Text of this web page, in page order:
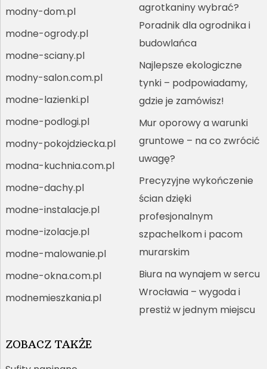
modny-dom.pl
modne-ogrody.pl
modne-sciany.pl
modny-salon.com.pl
modne-lazienki.pl
modne-podlogi.pl
modny-pokojdziecka.pl
modna-kuchnia.com.pl
modne-dachy.pl
modne-instalacje.pl
modne-izolacje.pl
modne-malowanie.pl
modne-okna.com.pl
modnemieszkania.pl
agrotkaniny wybrać?
Poradnik dla ogrodnika i
budowlańca
Najlepsze ekologiczne
tynki – podpowiadamy,
gdzie je zamówisz!
Mur oporowy a warunki
gruntowe – na co zwrócić
uwagę?
Precyzyjne wykończenie
ścian dzięki
profesjonalnym
szpachelkom i pacom
murarskim
Biura na wynajem w sercu
Wrocławia – wygoda i
prestiż w jednym miejscu
ZOBACZ TAKŻE